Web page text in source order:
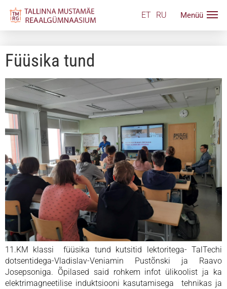
ET RU
Füüsika tund
11.KM klassi füüsika tund kutsitid lektoritega- TalTechi
dotsentidega-Vladislav-Veniamin Pustõnski ja Raavo
Josepsoniga. Õpilased said rohkem infot ülikoolist ja ka
elektrimagneetilise induktsiooni kasutamisega tehnikas ja